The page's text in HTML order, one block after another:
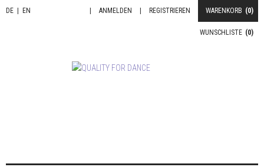
DE EN WARENKORB (0)
REGISTRIEREN
ANMELDEN
WUNSCHLISTE (0)